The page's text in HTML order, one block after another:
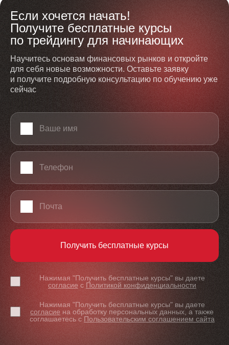
Если хочется начать!
Получите бесплатные курсы
по трейдингу для начинающих
Научитесь основам финансовых рынков и откройте
для себя новые возможности. Оставьте заявку
и получите подробную консультацию по обучению уже
сейчас
Ваше имя
Телефон
Email
Получить бесплатные курсы
Нажимая "Получить бесплатные курсы" вы даете
согласие с Политикой конфиденциальности
Нажимая "Получить бесплатные курсы" вы даете
согласие на обработку персональных данных, а также
соглашаетесь с Пользовательским соглашением сайта